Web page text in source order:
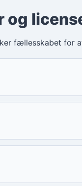
og
fællesskabet for